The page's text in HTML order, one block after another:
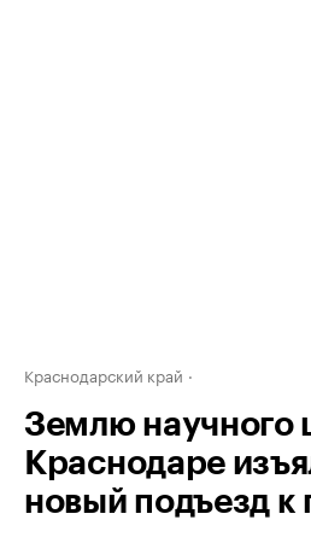
Краснодарский край
Землю научного
Краснодаре
новый подъезд к